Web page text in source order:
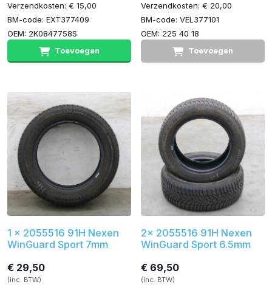
Verzendkosten: € 15,00
BM-code: EXT377409
OEM: 2K0847758S
Toevoegen
Verzendkosten: € 20,00
BM-code: VEL377101
OEM: 225 40 18
Toevoegen
1 x 2055516 91H Nexen
WinGuard Sport 7mm
€ 29,50
(inc. BTW)
2x 2055516 91H Nexen
WinGuard Sport 6.5mm
€ 69,50
(inc. BTW)